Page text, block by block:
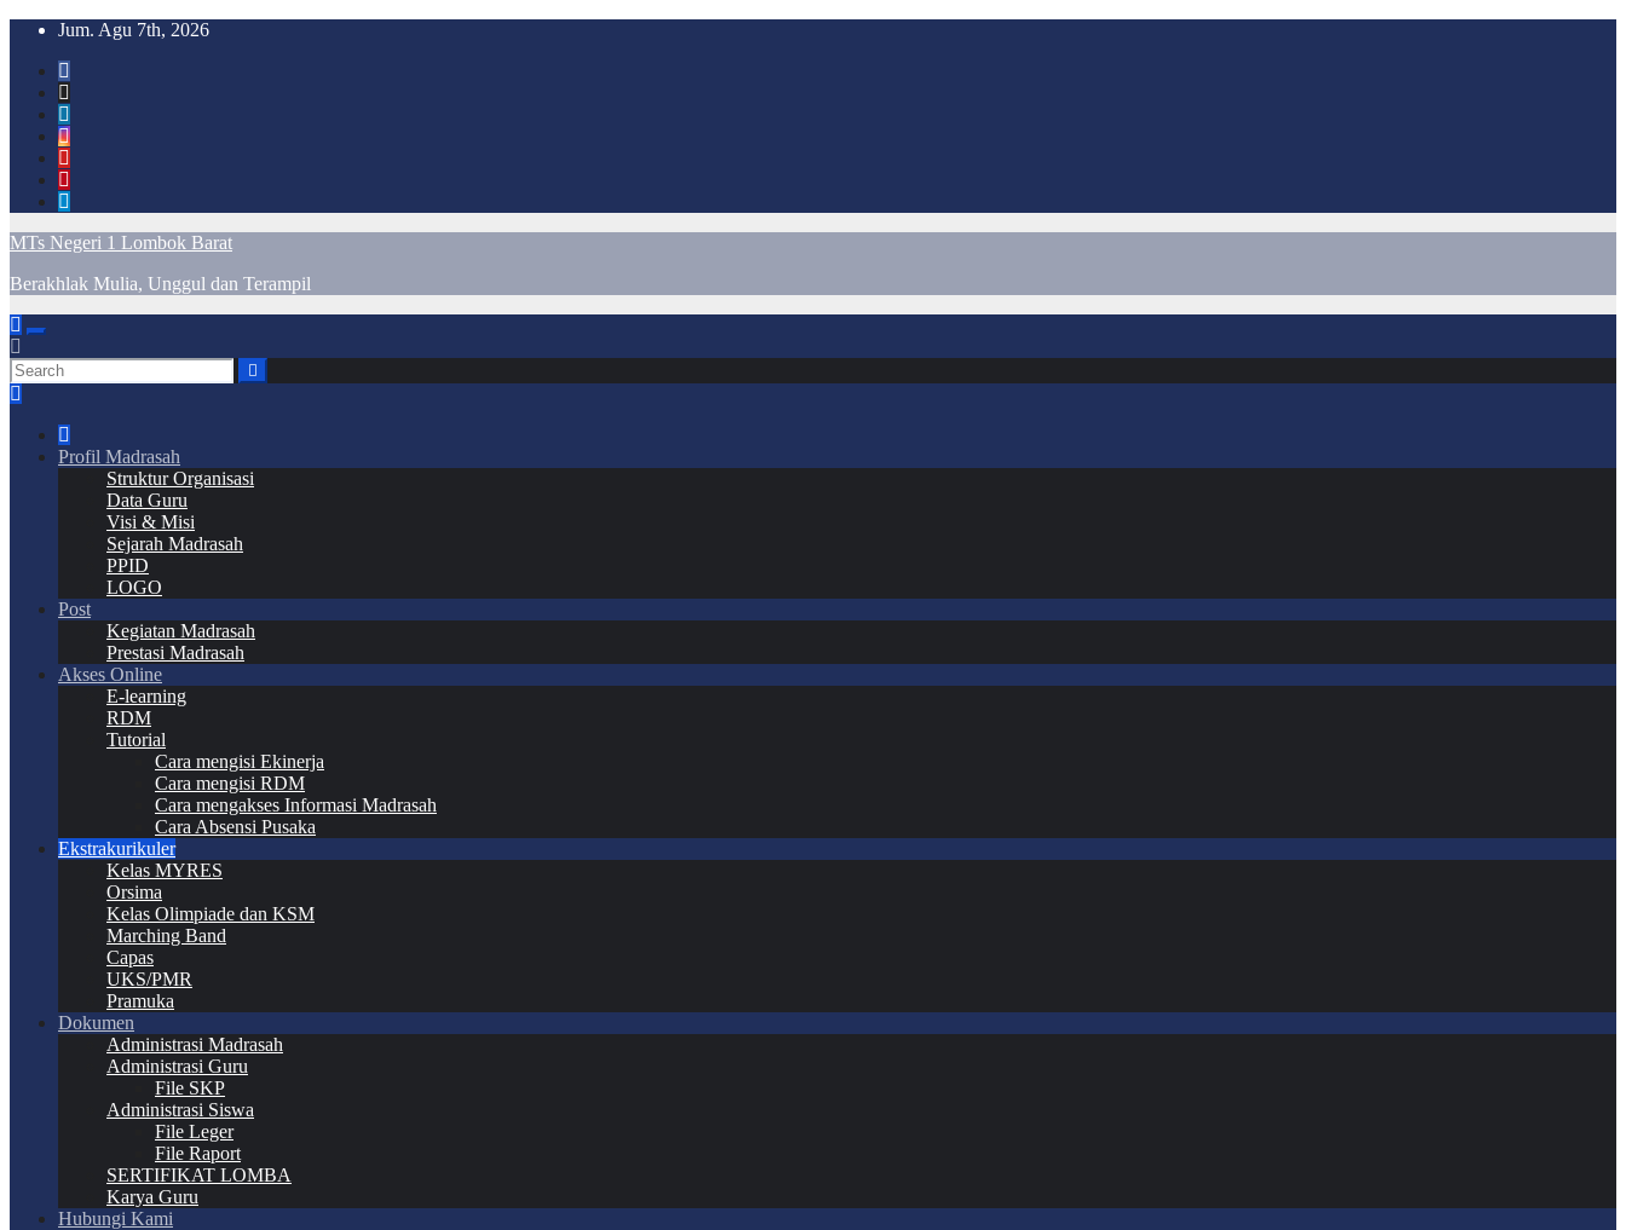
Skip
content
Jum. Agu 7th, 2026
MTs Negeri 1 Lombok Barat
Berakhlak Mulia, Unggul dan Terampil
Profil Madrasah
Struktur Organisasi
Data Guru
Visi & Misi
Sejarah Madrasah
PPID
LOGO
Post
Kegiatan Madrasah
Prestasi Madrasah
Akses Online
E-learning
RDM
Tutorial
Cara mengisi Ekinerja
Cara mengisi RDM
Cara mengakses Informasi Madrasah
Cara Absensi Pusaka
Ekstrakurikuler
Kelas MYRES
Orsima
Kelas Olimpiade dan KSM
Marching Band
Capas
UKS/PMR
Pramuka
Dokumen
Administrasi Madrasah
Administrasi Guru
File SKP
Administrasi Siswa
File Leger
File Raport
SERTIFIKAT LOMBA
Karya Guru
Hubungi Kami